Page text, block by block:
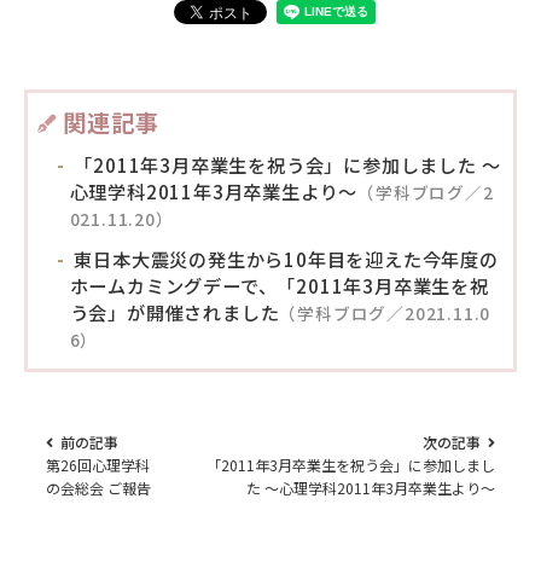
関連記事
「2011年3月卒業生を祝う会」に参加しました ～
心理学科2011年3月卒業生より～ （学科ブログ／2
021.11.20）
東日本大震災の発生から10年目を迎えた今年度の
ホームカミングデーで、「2011年3月卒業生を祝
う会」が開催されました （学科ブログ／2021.11.0
6）
前の記事
第26回心理学科
の会総会 ご報告
次の記事
「2011年3月卒業生を祝う会」に参加しまし
た ～心理学科2011年3月卒業生より～